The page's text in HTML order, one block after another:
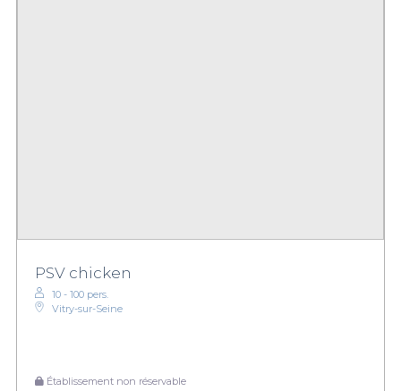
PSV chicken
10 - 100 pers.
Vitry-sur-Seine
Établissement non réservable